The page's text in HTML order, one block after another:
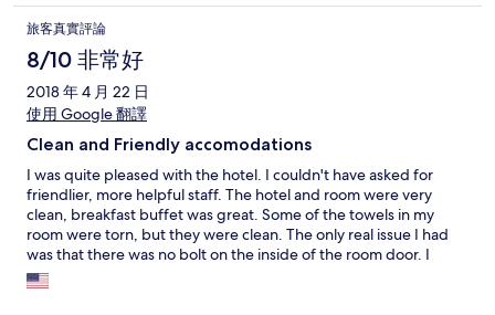
旅客真實評論
8/10 非常好
2018 年 4 月 22 日
使用 Google 翻譯
Clean and Friendly accomodations
I was quite pleased with the hotel. I couldn't have asked for
friendlier, more helpful staff. The hotel and room were very
clean, breakfast buffet was great. Some of the towels in my
room were torn, but they were clean. The only real issue I had
was that there was no bolt on the inside of the room door. I
don't think that would keep me from going there again, but I
would prefer to have that extra safety measure.